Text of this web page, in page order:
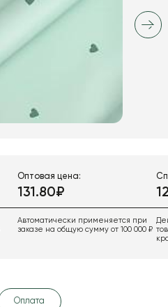
Оптовая цена:
131.80₽
Автоматически применяется при
заказе на общую сумму от 100 000 ₽
Оплата